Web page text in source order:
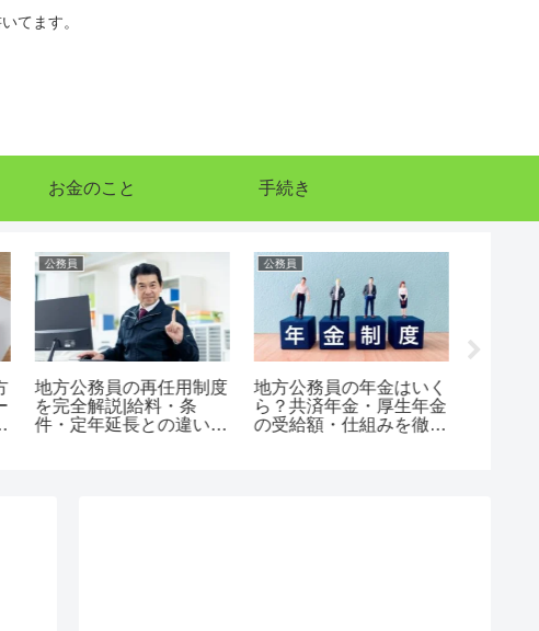
てます。
お金のこと 手続き
公務員
地方公務員の再任用制度
を完全解説|給料・条
件・定年延長との違いま
公務員
地方公務員の年金はいく
ら？共済年金・厚生年金
の受給額・仕組みを徹底